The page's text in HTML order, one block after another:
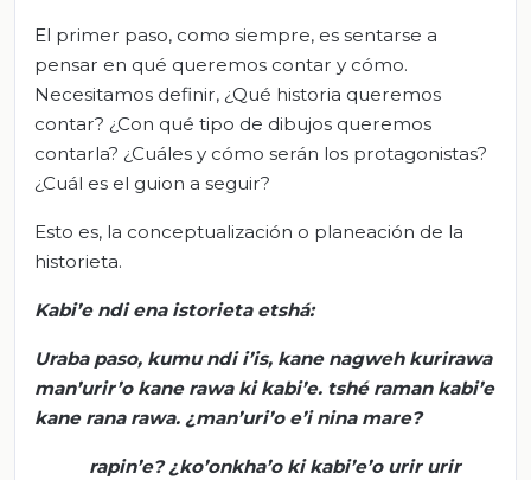
El primer paso, como siempre, es sentarse a
pensar en qué queremos contar y cómo.
Necesitamos definir, ¿Qué historia queremos
contar? ¿Con qué tipo de dibujos queremos
contarla? ¿Cuáles y cómo serán los protagonistas?
¿Cuál es el guion a seguir?
Esto es, la conceptualización o planeación de la
historieta.
Kabi’e ndi ena istorieta etshá:
Urabapaso, kumu ndi i’is, kane nagweh kurirawa
man’urir’o kane rawa ki kabi’e. tshé raman kabi’e
kanerana rawa. ¿man’uri’o e’i ninamare?
rapin’e? ¿ko’onkha’o ki kabi’e’o urir urir